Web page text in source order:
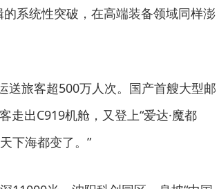
系统性突破，在高端装备领域同样澎
旅客超500万人次。国产首艘大型邮
走出C919机舱，又登上“爱达·魔都
下海都变了。”